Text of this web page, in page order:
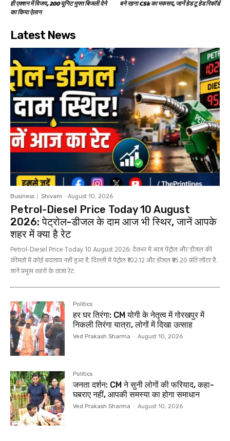
ही एक्शन में विजय, 200 यूनिट मुफ्त बिजली देने
का किया ऐलान
बने रहना CSk का मकसद, जानें हेड टू हेड रिकॉर्ड
Latest News
Business Shivam - August 10, 2026
Petrol-Diesel Price Today 10 August
2026: पेट्रोल-डीजल के दाम आज भी स्थिर, जानें आपके
शहर में क्या है रेट
Petrol-Diesel Price Today 10 August 2026: देशभर में आज पेट्रोल और डीजल की
कीमतों में कोई बदलाव नहीं हुआ है. दिल्ली में पेट्रोल ₹102.12 और डीजल ₹95.20 प्रति लीटर है.
जानें प्रमुख शहरों के ताजा रेट.
Politics
हर घर तिरंगा: CM योगी के नेतृत्व में गोरखपुर में
निकली तिरंगा यात्रा, लोगों में दिखा उत्साह
Ved Prakash Sharma - August 10, 2026
Politics
जनता दर्शन: CM ने सुनी लोगों की फरियाद, कहा-
घबराए नहीं, आपकी समस्या का होगा समाधान
Ved Prakash Sharma - August 10, 2026